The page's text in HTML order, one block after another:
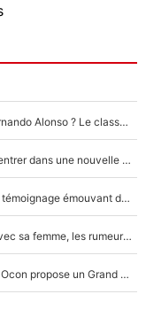
Max Verstappen, Lewis Hamilton… et bientôt Fernando Alonso ? Le classement des pilotes les mieux payés en Formule 1 risque de changer !
F1 - Alpine signe un accord «impensable» et va entrer dans une nouvelle dimension : Grande nouvelle pour Pierre Gasly !
F1 : « Je lui ai fait un câlin, puis j’ai dû partir...», le témoignage émouvant de Max Verstappen sur sa fille
F1 : Charles Leclerc surpris par les paparazzis avec sa femme, les rumeurs étaient vraies !
Comme pour le final du Tour de France, Esteban Ocon propose un Grand Prix de Formule 1 à Paris : «Autour de l’Arc de Triomphe, ce serait génial» !